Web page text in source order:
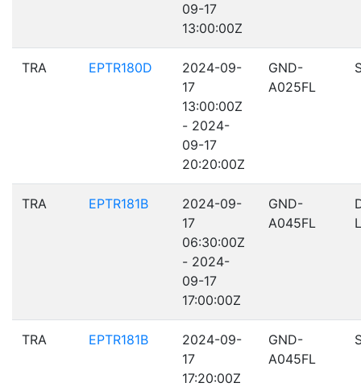
09-17
13:00:00Z
TRA EPTR180D
2024-09-
17
13:00:00Z
- 2024-
09-17
20:20:00Z
GND-
A025FL
TRA EPTR181B
2024-09-
17
06:30:00Z
- 2024-
09-17
17:00:00Z
GND-
A045FL
TRA EPTR181B
2024-09-
17
17:20:00Z
GND-
A045FL